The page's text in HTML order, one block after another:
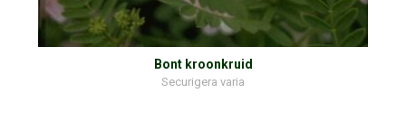
Bont kroonkruid
Securigera varia